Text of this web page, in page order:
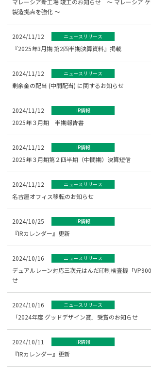
マレーシア新工場 竣工のお知らせ ～ マレーシア ケ
製造拠点を強化 ～
2024/11/12 ニュースリリース
『2025年3月期 第2四半期決算資料』掲載
2024/11/12 ニュースリリース
剰余金の配当 (中間配当) に関するお知らせ
2024/11/12 IR情報
2025年３月期 半期報告書
2024/11/12 IR情報
2025年３月期第２四半期（中間期）決算短信
2024/11/12 ニュースリリース
名古屋オフィス移転のお知らせ
2024/10/25 IR情報
『IRカレンダー』更新
2024/10/16 ニュースリリース
デュアルレーン対応三次元はんだ印刷検査機「
せ
2024/10/16 ニュースリリース
「2024年度 グッドデザイン賞」受賞のお知らせ
2024/10/11 IR情報
『IRカレンダー』更新